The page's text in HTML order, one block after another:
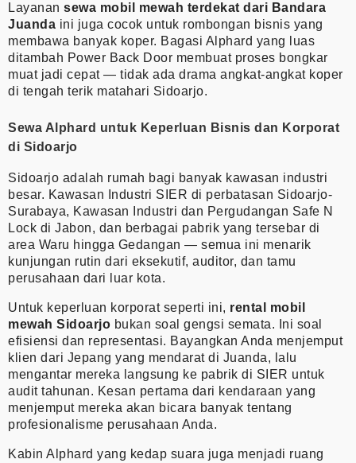
Layanan sewa mobil mewah terdekat dari Bandara
Juanda ini juga cocok untuk rombongan bisnis yang
membawa banyak koper. Bagasi Alphard yang luas
ditambah Power Back Door membuat proses bongkar
muat jadi cepat — tidak ada drama angkat-angkat koper
di tengah terik matahari Sidoarjo.
Sewa Alphard untuk Keperluan Bisnis dan Korporat
di Sidoarjo
Sidoarjo adalah rumah bagi banyak kawasan industri
besar. Kawasan Industri SIER di perbatasan Sidoarjo-
Surabaya, Kawasan Industri dan Pergudangan Safe N
Lock di Jabon, dan berbagai pabrik yang tersebar di
area Waru hingga Gedangan — semua ini menarik
kunjungan rutin dari eksekutif, auditor, dan tamu
perusahaan dari luar kota.
Untuk keperluan korporat seperti ini, rental mobil
mewah Sidoarjo bukan soal gengsi semata. Ini soal
efisiensi dan representasi. Bayangkan Anda menjemput
klien dari Jepang yang mendarat di Juanda, lalu
mengantar mereka langsung ke pabrik di SIER untuk
audit tahunan. Kesan pertama dari kendaraan yang
menjemput mereka akan bicara banyak tentang
profesionalisme perusahaan Anda.
Kabin Alphard yang kedap suara juga menjadi ruang